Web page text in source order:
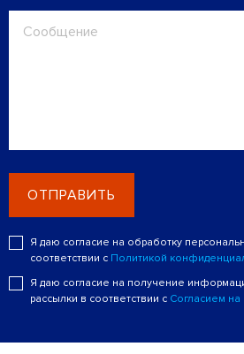
ОТПРАВИТЬ
Я даю согласие на обработку
соответствии с Политикой
Я даю согласие на получение
рассылки в соответствии с Согласием на